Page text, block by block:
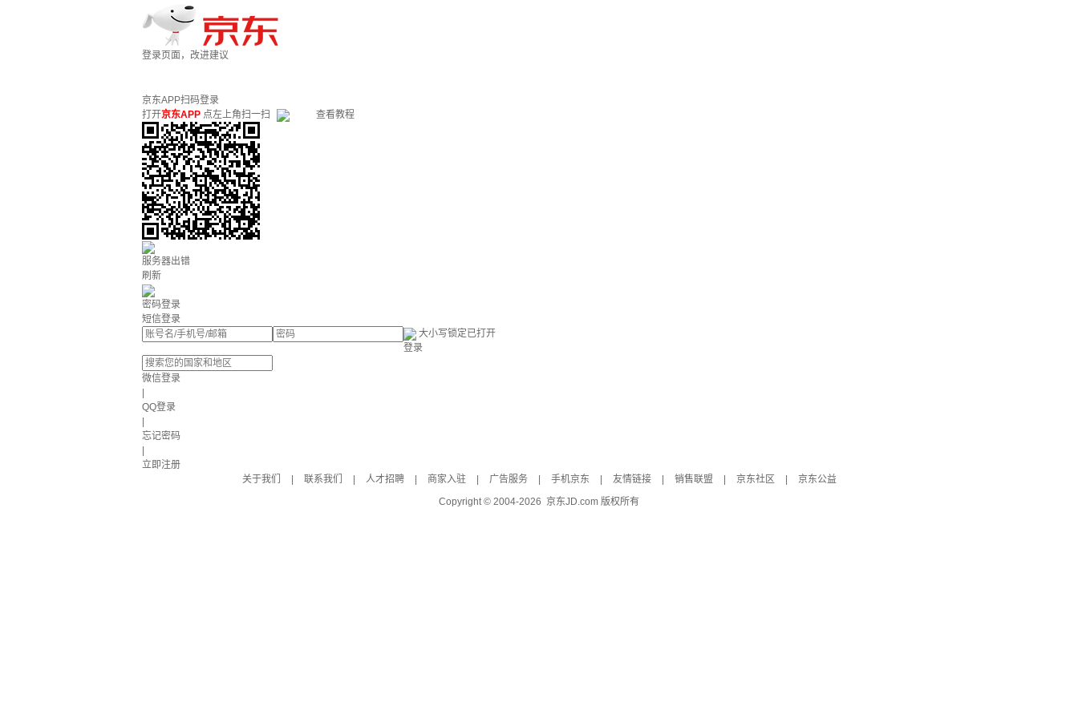
登录页面，改进建议
京东APP扫码登录
打开京东APP 点左上角扫一扫 查看教程
服务器出错
刷新
密码登录
短信登录
大小写锁定已打开
登录
微信登录
QQ登录
忘记密码
立即注册
关于我们
联系我们 人才招聘 商家入驻 广告服务 手机京东 友情链接 销售联盟 京东社区
京东公益
Copyright © 2004-2026 京东JD.com 版权所有